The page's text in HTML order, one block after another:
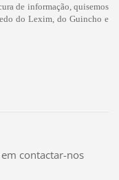
de informação, quisemos
do Lexim, do Guincho e
contactar-nos